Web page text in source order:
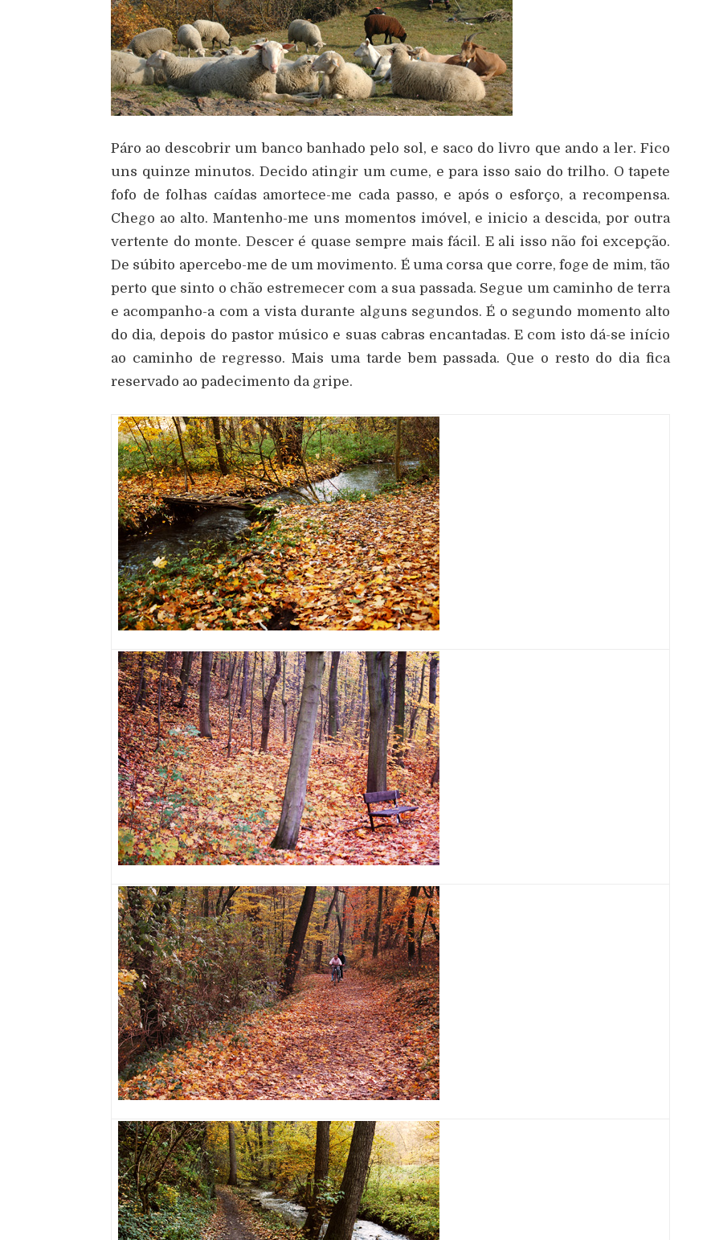
Páro ao descobrir um banco banhado pelo sol, e saco do livro que ando a ler. Fico
uns quinze minutos. Decido atingir um cume, e para isso saio do trilho. O tapete
fofo de folhas caídas amortece-me cada passo, e após o esforço, a recompensa.
Chego ao alto. Mantenho-me uns momentos imóvel, e inicio a descida, por outra
vertente do monte. Descer é quase sempre mais fácil. E ali isso não foi excepção.
De súbito apercebo-me de um movimento. É uma corsa que corre, foge de mim, tão
perto que sinto o chão estremecer com a sua passada. Segue um caminho de terra
e acompanho-a com a vista durante alguns segundos. É o segundo momento alto
do dia, depois do pastor músico e suas cabras encantadas. E com isto dá-se início
ao caminho de regresso. Mais uma tarde bem passada. Que o resto do dia fica
reservado ao padecimento da gripe.